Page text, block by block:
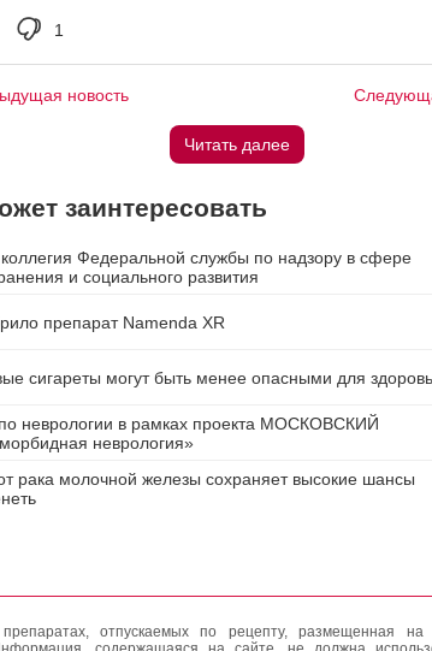
1
новость
Читать далее
заинтересовать
коллегия Федеральной службы по надзору в сфере
и социального развития
препарат Namenda XR
сигареты могут быть менее опасными для
неврологии в рамках проекта МОСКОВСКИЙ
неврология»
рака молочной железы сохраняет высокие шансы
отпускаемых по рецепту, размещенная на